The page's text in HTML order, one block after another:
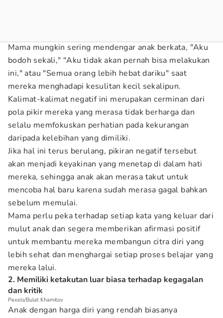
Mama mungkin sering mendengar anak berkata, "Aku
bodoh sekali," "Aku tidak akan pernah bisa melakukan
ini," atau "Semua orang lebih hebat dariku" saat
mereka menghadapi kesulitan kecil sekalipun.
Kalimat-kalimat negatif ini merupakan cerminan dari
pola pikir mereka yang merasa tidak berharga dan
selalu memfokuskan perhatian pada kekurangan
daripada kelebihan yang dimiliki.
Jika hal ini terus berulang, pikiran negatif tersebut
akan menjadi keyakinan yang menetap di dalam hati
mereka, sehingga anak akan merasa takut untuk
mencoba hal baru karena sudah merasa gagal bahkan
sebelum memulai.
Mama perlu peka terhadap setiap kata yang keluar dari
mulut anak dan segera memberikan afirmasi positif
untuk membantu mereka membangun citra diri yang
lebih sehat dan menghargai setiap proses belajar yang
mereka lalui.
2. Memiliki ketakutan luar biasa terhadap kegagalan
dan kritik
Pexels/Bulat Khamitov
Anak dengan harga diri yang rendah biasanya